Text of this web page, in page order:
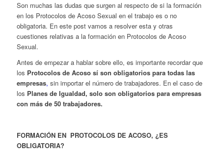
Son muchas las dudas que surgen al respecto de si la formación
en los Protocolos de Acoso Sexual en el trabajo es o no
obligatoria. En este post vamos a resolver esta y otras
cuestiones relativas a la formación en Protocolos de Acoso
Sexual.
Antes de empezar a hablar sobre ello, es importante recordar que
los Protocolos de Acoso sí son obligatorios para todas las
empresas, sin importar el número de trabajadores. En el caso de
los Planes de Igualdad, solo son obligatorios para empresas
con más de 50 trabajadores.
FORMACIÓN EN PROTOCOLOS DE ACOSO, ¿ES
OBLIGATORIA?